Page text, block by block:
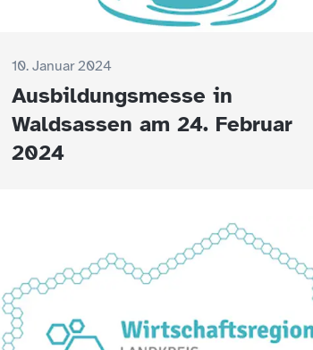
10. Januar 2024
Ausbildungsmesse in
Waldsassen am 24. Februar
2024